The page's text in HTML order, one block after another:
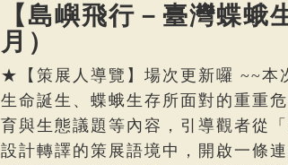
【島嶼飛行－臺灣蝶蛾
月）
★【策展人導覽】場次更新囉 ~~本
生命誕生、蝶蛾生存所面對的重重
育與生態議題等內容，引導觀者從
設計轉譯的策展語境中，開啟一條